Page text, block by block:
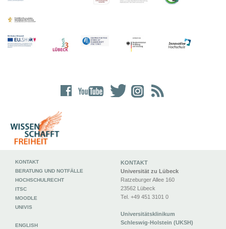
KONTAKT
Universität zu Lübeck
Ratzeburger Allee 160
23562 Lübeck
Tel. +49 451 3101 0
Universitätsklinikum
Schleswig-Holstein (UKSH)
KONTAKT
BERATUNG UND NOTFÄLLE
HOCHSCHULRECHT
ITSC
MOODLE
UNIVIS
ENGLISH